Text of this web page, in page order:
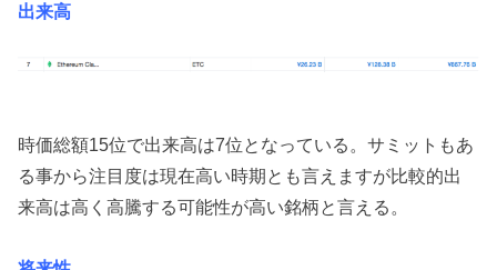
出来高
時価総額15位で出来高は7位となっている。サミットもあ
る事から注目度は現在高い時期とも言えますが比較的出
来高は高く高騰する可能性が高い銘柄と言える。